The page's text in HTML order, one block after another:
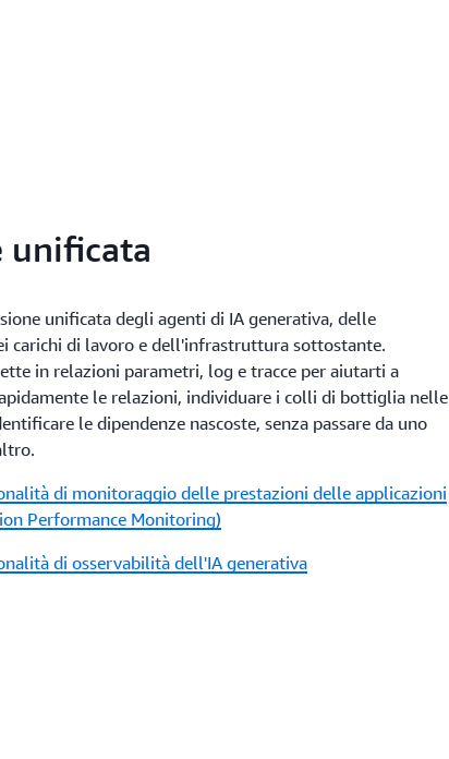
unificata
unificata degli agenti di IA generativa, delle
carichi di lavoro e dell'infrastruttura sottostante.
in relazioni parametri, log e tracce per aiutarti a
le relazioni, individuare i colli di bottiglia nelle
le dipendenze nascoste, senza passare da uno
di monitoraggio delle prestazioni delle applicazioni
Performance Monitoring)
di osservabilità dell'IA generativa